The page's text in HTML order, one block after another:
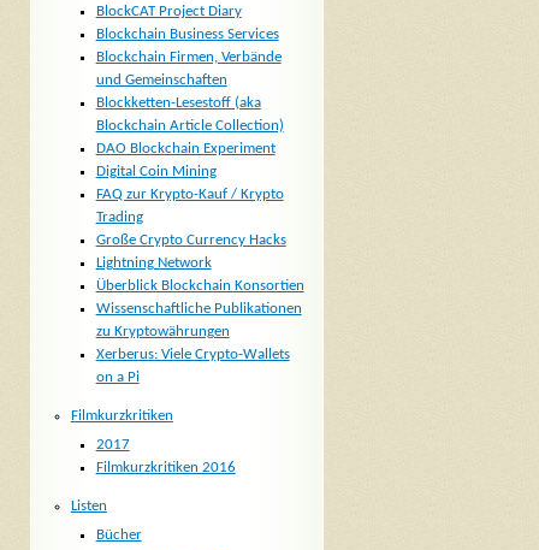
BlockCAT Project Diary
Blockchain Business Services
Blockchain Firmen, Verbände
und Gemeinschaften
Blockketten-Lesestoff (aka
Blockchain Article Collection)
DAO Blockchain Experiment
Digital Coin Mining
FAQ zur Krypto-Kauf / Krypto
Trading
Große Crypto Currency Hacks
Lightning Network
Überblick Blockchain Konsortien
Wissenschaftliche Publikationen
zu Kryptowährungen
Xerberus: Viele Crypto-Wallets
on a Pi
Filmkurzkritiken
2017
Filmkurzkritiken 2016
Listen
Bücher